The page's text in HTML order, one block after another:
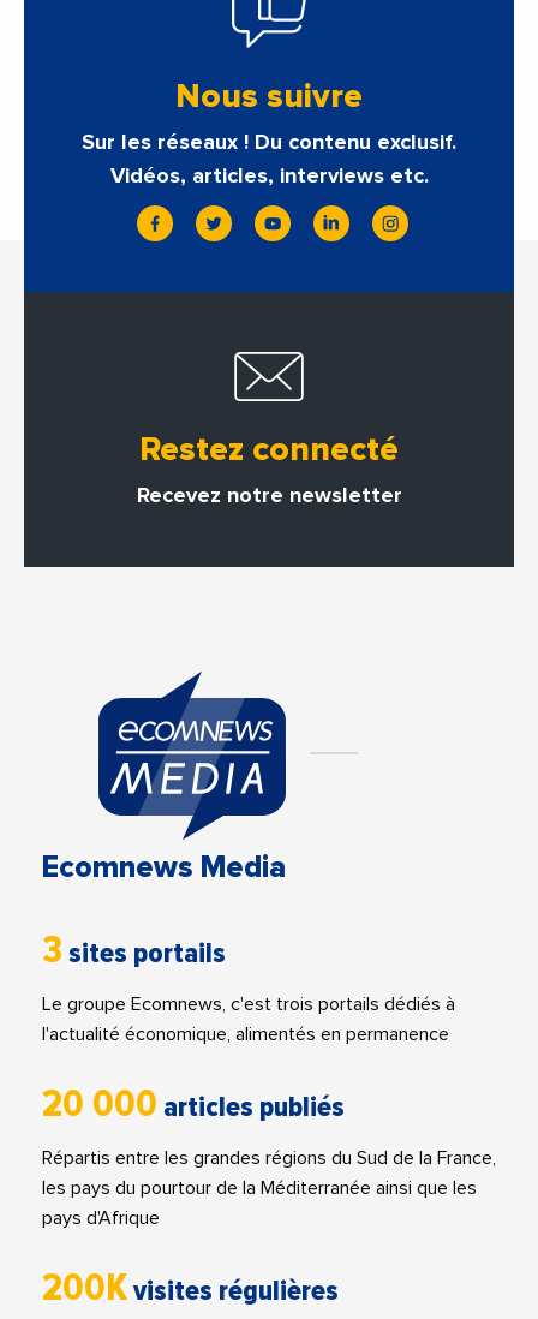
Nous suivre
Sur les réseaux ! Du contenu exclusif.
Vidéos, articles, interviews etc.
Restez connecté
Recevez notre newsletter
Ecomnews Media
3 sites portails
Le groupe Ecomnews, c'est trois portails dédiés à
l'actualité économique, alimentés en permanence
20 000 articles publiés
Répartis entre les grandes régions du Sud de la France,
les pays du pourtour de la Méditerranée ainsi que les
pays d'Afrique
200Kvisites régulières